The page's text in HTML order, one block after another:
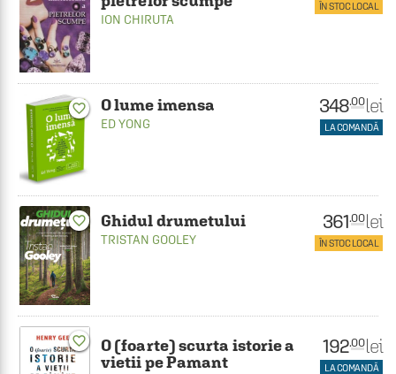
ION CHIRUTA
ÎN STOC LOCAL
favorite_border O lume imensa
ED YONG
348.00 lei
LA COMANDĂ
favorite_border Ghidul drumetului
TRISTAN GOOLEY
361.00 lei
ÎN STOC LOCAL
favorite_border
O (foarte) scurta istorie a
vietii pe Pamant
192.00 lei
LA COMANDĂ